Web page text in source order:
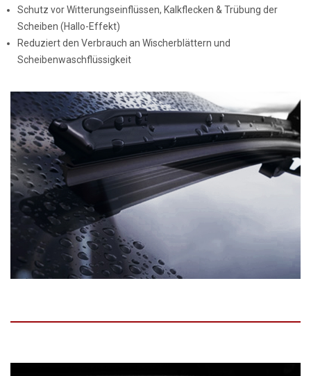
Schutz vor Witterungseinflüssen, Kalkflecken & Trübung der
Scheiben (Hallo-Effekt)
Reduziert den Verbrauch an Wischerblättern und
Scheibenwaschflüssigkeit